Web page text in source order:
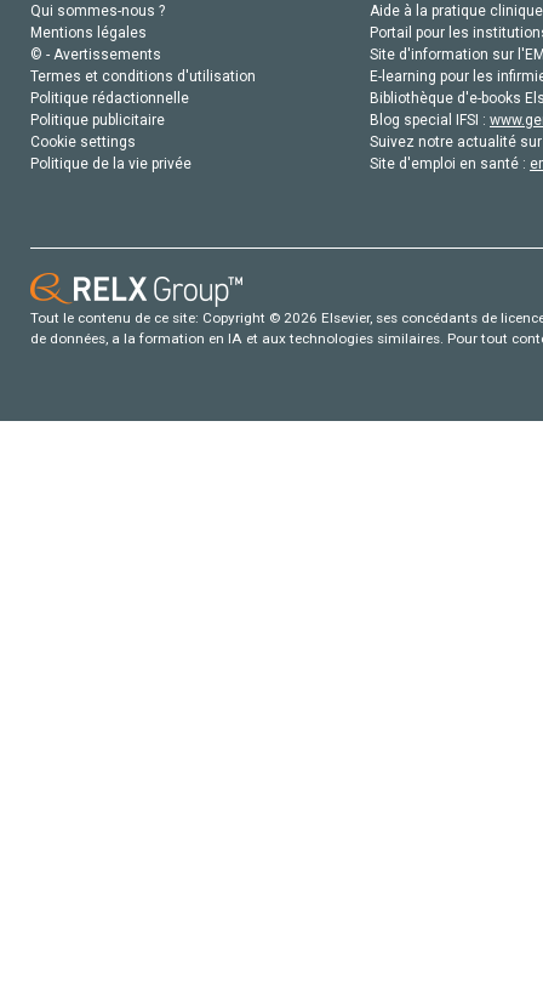
Qui sommes-nous ?
Mentions légales
© - Avertissements
Termes et conditions d'utilisation
Politique rédactionnelle
Politique publicitaire
Cookie settings
Politique de la vie privée
Aide à la pratique
Portail pour les
Site d'information sur
E-learning pour les
Bibliothèque d'e-books
Blog special IFSI :
Suivez notre actualité
Site d'emploi en santé :
Tout le contenu de ce site: Copyright © 2026 Elsevier, ses concédants de
de données, a la formation en IA et aux technologies similaires. Pour tout